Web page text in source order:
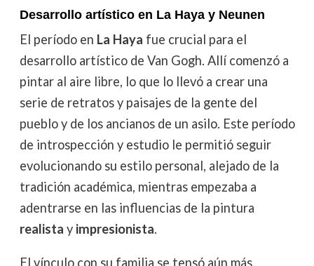
Desarrollo artístico en La Haya y Neunen
El período en La Haya fue crucial para el
desarrollo artístico de Van Gogh. Allí comenzó a
pintar al aire libre, lo que lo llevó a crear una
serie de retratos y paisajes de la gente del
pueblo y de los ancianos de un asilo. Este período
de introspección y estudio le permitió seguir
evolucionando su estilo personal, alejado de la
tradición académica, mientras empezaba a
adentrarse en las influencias de la pintura
realista y impresionista.
El vínculo con su familia se tensó aún más